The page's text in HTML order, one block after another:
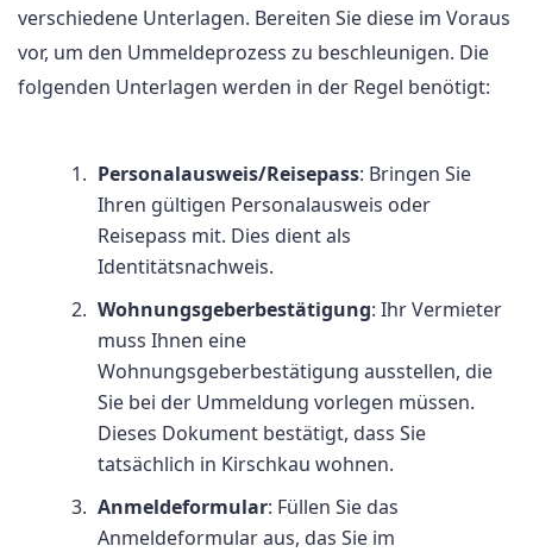
verschiedene Unterlagen. Bereiten Sie diese im Voraus
vor, um den Ummeldeprozess zu beschleunigen. Die
folgenden Unterlagen werden in der Regel benötigt:
Personalausweis/Reisepass: Bringen Sie
Ihren gültigen Personalausweis oder
Reisepass mit. Dies dient als
Identitätsnachweis.
Wohnungsgeberbestätigung: Ihr Vermieter
muss Ihnen eine
Wohnungsgeberbestätigung ausstellen, die
Sie bei der Ummeldung vorlegen müssen.
Dieses Dokument bestätigt, dass Sie
tatsächlich in Kirschkau wohnen.
Anmeldeformular: Füllen Sie das
Anmeldeformular aus, das Sie im